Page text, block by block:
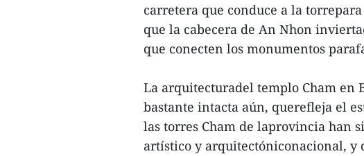
carretera que conduce a la
que la cabecera de An Nhon
que conecten los monumentos
La arquitecturadel templo Cham en
bastante intacta aún, querefleja el
las torres Cham de laprovincia han
artístico y arquitectóniconacional, y